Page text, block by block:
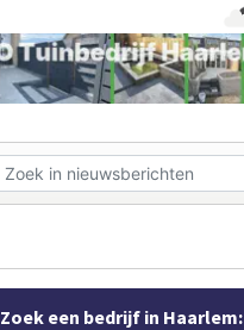
Zoek een bedrijf in Haarlem: